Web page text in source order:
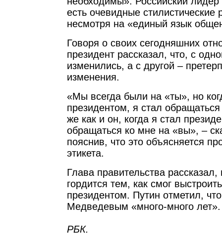
есть очевидные
несмотря на «единый язык
Говоря о своих сегодняшних
президент рассказал, что, с
изменились, а с другой –
изменения.
«Мы всегда были на «ты», но
президентом, я стал
же как и он, когда я стал
обращаться ко мне на «вы», –
пояснив, что это объясняется
этикета.
Глава правительства
гордится тем, как смог
президентом. Путин отметил,
Медведевым «много-много лет».
РБК.